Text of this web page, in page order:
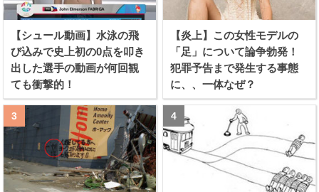
【シュール動画】水泳の飛
び込みで史上初の0点を叩き
出した選手の動画が何回観
ても衝撃的！
【炎上】この女性モデルの
「足」について論争勃発！
犯罪予告まで発生する事態
に、、一体なぜ？